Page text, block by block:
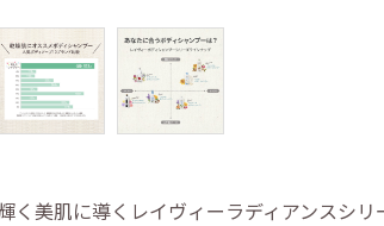
美肌に導くレイヴィーラディアンスシリ